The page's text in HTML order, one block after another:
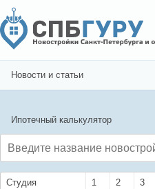
Новости и статьи
Ипотечный калькулятор
Студия 1 2 3